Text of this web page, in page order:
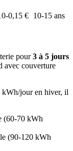
0,15 € 10-15 ans
pour3 à 5 jours
avec couverture
kWh/jour en hiver, il
(60-70 kWh
(90-120 kWh